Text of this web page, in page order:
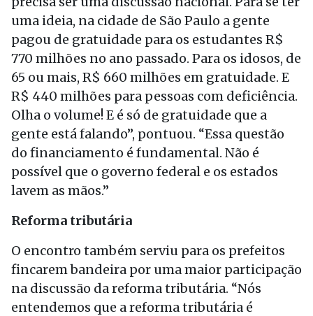
uma ideia, na cidade de São Paulo a gente
pagou de gratuidade para os estudantes R$
770 milhões no ano passado. Para os idosos, de
65 ou mais, R$ 660 milhões em gratuidade. E
R$ 440 milhões para pessoas com deficiência.
Olha o volume! E é só de gratuidade que a
gente está falando”, pontuou. “Essa questão
do financiamento é fundamental. Não é
possível que o governo federal e os estados
lavem as mãos.”
Reforma tributária
O encontro também serviu para os prefeitos
fincarem bandeira por uma maior participação
na discussão da reforma tributária. “Nós
entendemos que a reforma tributária é